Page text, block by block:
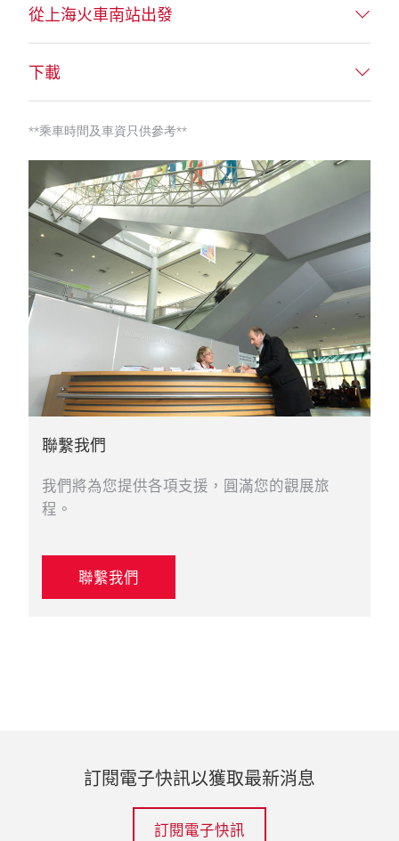
從上海火車南站出發
下載
**乘車時間及車資只供參考**
聯繫我們
我們將為您提供各項支援，圓滿您的觀展旅
程。
聯繫我們
訂閱電子快訊以獲取最新消息
訂閱電子快訊